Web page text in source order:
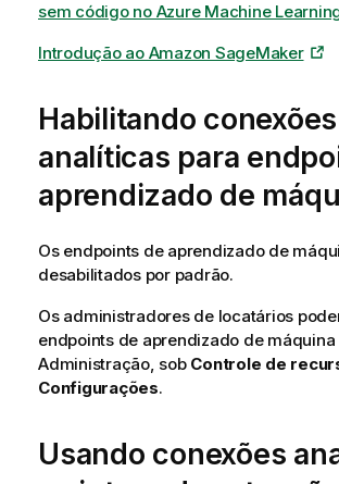
sem código no Azure Machine
Introdução ao Amazon SageMaker
Habilitando conexões
analíticas para
aprendizado de
Os endpoints de aprendizado de
desabilitados por padrão.
Os administradores de locatários
endpoints de aprendizado de máquina
Administração, sob Controle de
Configurações.
Usando conexões